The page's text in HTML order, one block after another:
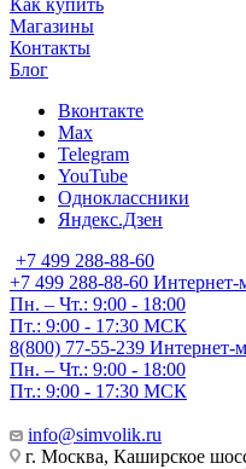
Как купить
Магазины
Контакты
Блог
Вконтакте
Max
Telegram
YouTube
Одноклассники
Яндекс.Дзен
+7 499 288-88-60
+7 499 288-88-60 Интернет-
Пн. – Чт.: 9:00 - 18:00
Пт.: 9:00 - 17:30 МСК
8(800) 77-55-239 Интернет-
Пн. – Чт.: 9:00 - 18:00
Пт.: 9:00 - 17:30 МСК
info@simvolik.ru
г. Москва, Каширское